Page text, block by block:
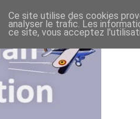
Ce site utilise des cookies
analyser le trafic. Les
ce site, vous acceptez